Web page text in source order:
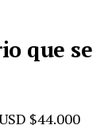
que se
$44.000